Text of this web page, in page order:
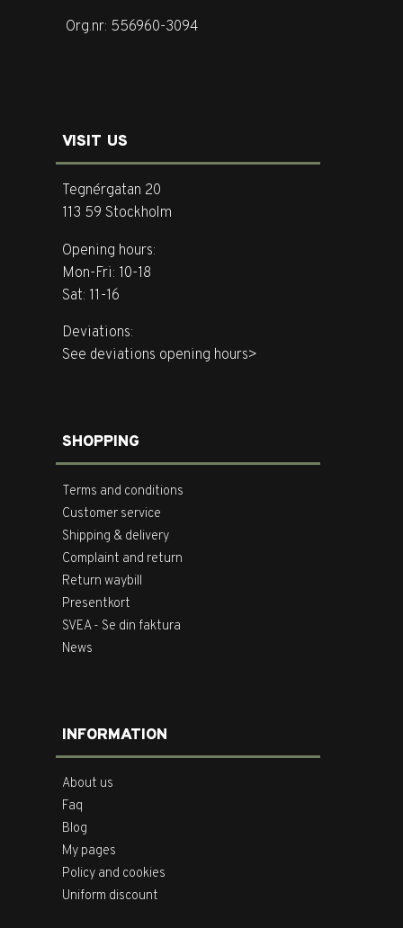
Org.nr: 556960-3094
VISIT US
Tegnérgatan 20
113 59 Stockholm
Opening hours:
Mon-Fri: 10-18
Sat: 11-16
Deviations:
See deviations opening hours>
SHOPPING
Terms and conditions
Customer service
Shipping & delivery
Complaint and return
Return waybill
Presentkort
SVEA - Se din faktura
News
INFORMATION
About us
Faq
Blog
My pages
Policy and cookies
Uniform discount